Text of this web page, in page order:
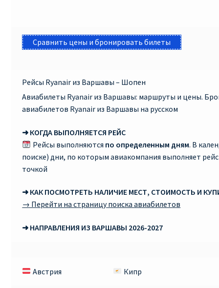
Милан
ПРАВИЛА РЕГИСТРАЦИИ
ПРИЛОЖЕНИЕ RYANAIR НА РУССКОМ
ПРОВОЗ БАГАЖА RYANAIR – ПРАВИЛА
РАЙАНЭЙР НА РУССКОМ | КНФТФШК
РЕГИСТРАЦИЯ НА РЕЙС RYANAIR
Рождественские направления от € 9
Сравнить цены и бронировать билеты
Рейсы Ryanair из Варшавы – Шопен
Авиабилеты Ryanair из Варшавы: маршруты и цены.
авиабилетов Ryanair из Варшавы на русском
➜ КОГДА ВЫПОЛНЯЕТСЯ РЕЙС
Рейсы выполняются по определенным дням. В
поиске) дни, по которым авиакомпания выполняет
точкой
➜ КАК ПОСМОТРЕТЬ НАЛИЧИЕ МЕСТ, СТОИМОСТЬ И
→ Перейти на страницу поиска авиабилетов
➜ НАПРАВЛЕНИЯ ИЗ ВАРШАВЫ 2026-2027
Австрия Кипр